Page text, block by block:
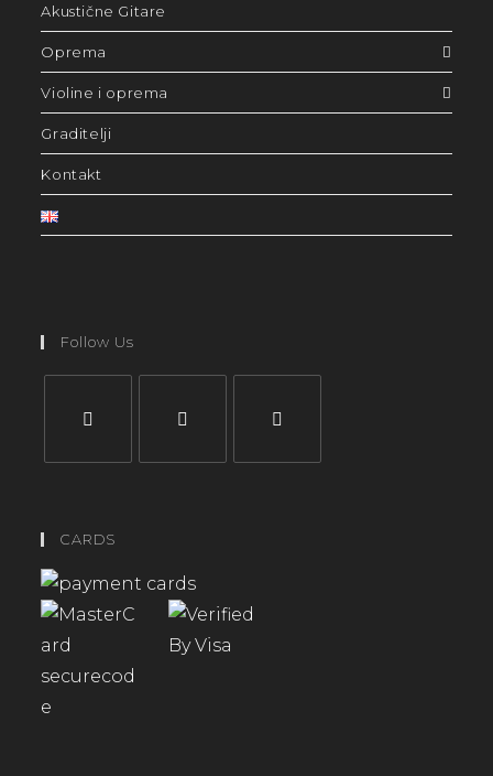
Akustične Gitare
Oprema
Violine i oprema
Graditelji
Kontakt
Follow Us
CARDS